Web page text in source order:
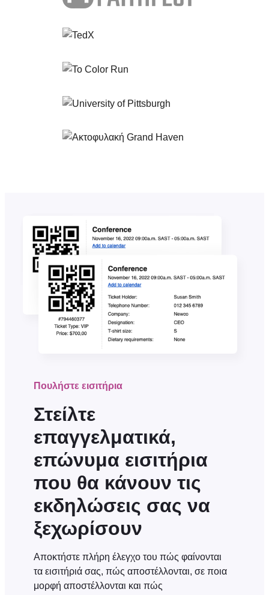
Πουλήστε εισιτήρια
Στείλτε
επαγγελματικά,
επώνυμα εισιτήρια
που θα κάνουν τις
εκδηλώσεις σας να
ξεχωρίσουν
Αποκτήστε πλήρη έλεγχο του πώς φαίνονται
τα εισιτήριά σας, πώς αποστέλλονται, σε ποια
μορφή αποστέλλονται και πώς